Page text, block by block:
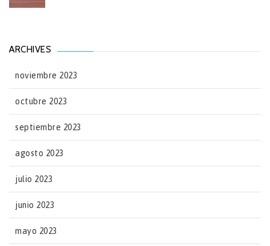
ARCHIVES
noviembre 2023
octubre 2023
septiembre 2023
agosto 2023
julio 2023
junio 2023
mayo 2023